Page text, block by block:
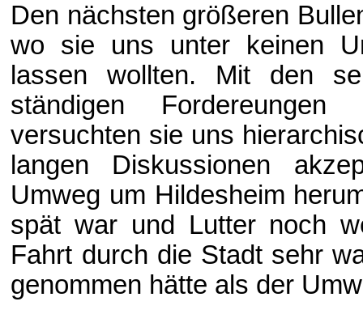
Den nächsten größeren
wo sie uns unter keinen
lassen wollten. Mit den
ständigen Fordereungen
versuchten sie uns
langen Diskussionen
Umweg um Hildesheim
spät war und Lutter noch
Fahrt durch die Stadt sehr
genommen hätte als der